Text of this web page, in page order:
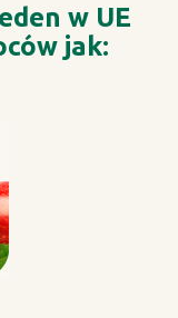
w UE
jak: